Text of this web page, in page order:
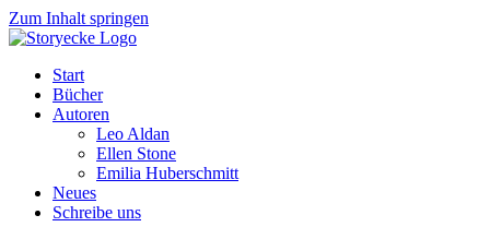
Zum Inhalt springen
Start
Bücher
Autoren
Leo Aldan
Ellen Stone
Emilia Huberschmitt
Neues
Schreibe uns